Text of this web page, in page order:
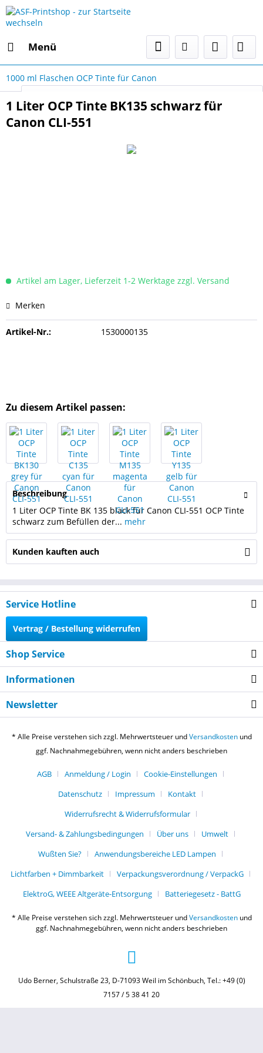
Menü
Select Language
1000 ml Flaschen OCP Tinte für Canon
1 Liter OCP Tinte BK135 schwarz für
Canon CLI-551
Artikel am Lager, Lieferzeit 1-2 Werktage zzgl. Versand
Merken
Artikel-Nr.: 1530000135
Zu diesem Artikel passen:
Beschreibung
1 Liter OCP Tinte BK 135 black für Canon CLI-551 OCP Tinte
schwarz zum Befüllen der... mehr
Kunden kauften auch
Service Hotline
Vertrag / Bestellung widerrufen
Shop Service
Informationen
Newsletter
* Alle Preise verstehen sich zzgl. Mehrwertsteuer undVersandkostenund
ggf. Nachnahmegebühren, wenn nicht anders beschrieben
AGB Anmeldung / Login
Cookie-Einstellungen
Datenschutz
Impressum
Kontakt
Widerrufsrecht & Widerrufsformular
Versand- & Zahlungsbedingungen
Über uns
Umwelt
Wußten Sie?
Anwendungsbereiche LED Lampen
Lichtfarben + Dimmbarkeit
Verpackungsverordnung / VerpackG
ElektroG, WEEE Altgeräte-Entsorgung
Batteriegesetz - BattG
* Alle Preise verstehen sich zzgl. Mehrwertsteuer undVersandkostenund
ggf. Nachnahmegebühren, wenn nicht anders beschrieben
Udo Berner, Schulstraße 23, D-71093 Weil im Schönbuch, Tel.: +49 (0)
7157 / 5 38 41 20